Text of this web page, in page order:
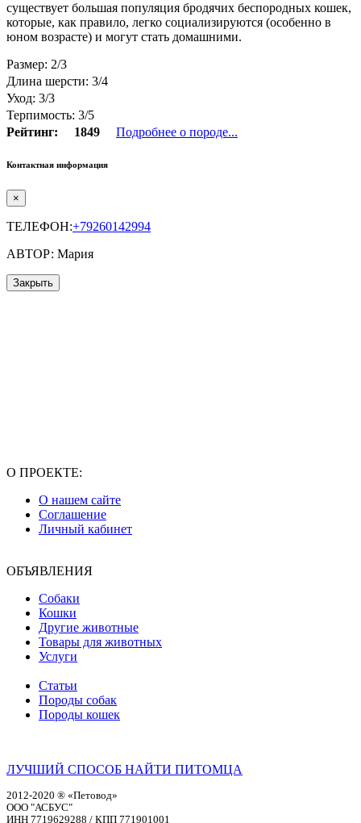
существует большая популяция бродячих беспородных кошек,
которые, как правило, легко социализируются (особенно в
юном возрасте) и могут стать домашними.
Размер: 2/3
Длина шерсти: 3/4
Уход: 3/3
Терпимость: 3/5
Рейтинг:
1849 Подробнее о породе...
Контактная информация
×
ТЕЛЕФОН:+79260142994
АВТОР: Мария
Закрыть
О ПРОЕКТЕ:
О нашем сайте
Соглашение
Личный кабинет
ОБЪЯВЛЕНИЯ
Собаки
Кошки
Другие животные
Товары для животных
Услуги
Статьи
Породы собак
Породы кошек
ЛУЧШИЙ СПОСОБ НАЙТИ ПИТОМЦА
2012-2020 ® «Петовод»
ООО "АСБУС"
ИНН 7719629288 / КПП 771901001